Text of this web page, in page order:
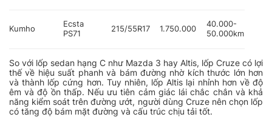
Kumho
Ecsta
PS71
215/55R17 1.750.000
40.000-
50.000km
So với lốp sedan hạng C như Mazda 3 hay Altis, lốp Cruze có lợi
thế về hiệu suất phanh và bám đường nhờ kích thước lớn hơn
và thành lốp cứng hơn. Tuy nhiên, lốp Altis lại nhỉnh hơn về độ
êm và độ ồn thấp. Nếu ưu tiên cảm giác lái chắc chắn và khả
năng kiểm soát trên đường ướt, người dùng Cruze nên chọn lốp
có tăng độ bám mặt đường và cấu trúc chịu tải tốt.